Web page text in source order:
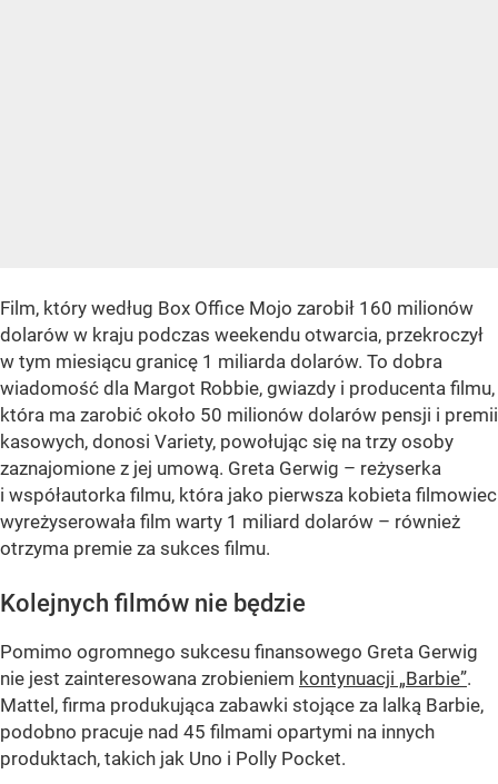
Film, który według Box Office Mojo zarobił 160 milionów
dolarów w kraju podczas weekendu otwarcia, przekroczył
w tym miesiącu granicę 1 miliarda dolarów. To dobra
wiadomość dla Margot Robbie, gwiazdy i producenta filmu,
która ma zarobić około 50 milionów dolarów pensji i premii
kasowych, donosi Variety, powołując się na trzy osoby
zaznajomione z jej umową. Greta Gerwig – reżyserka
i współautorka filmu, która jako pierwsza kobieta filmowiec
wyreżyserowała film warty 1 miliard dolarów – również
otrzyma premie za sukces filmu.
Kolejnych filmów nie będzie
Pomimo ogromnego sukcesu finansowego Greta Gerwig
nie jest zainteresowana zrobieniem kontynuacji „Barbie”.
Mattel, firma produkująca zabawki stojące za lalką Barbie,
podobno pracuje nad 45 filmami opartymi na innych
produktach, takich jak Uno i Polly Pocket.